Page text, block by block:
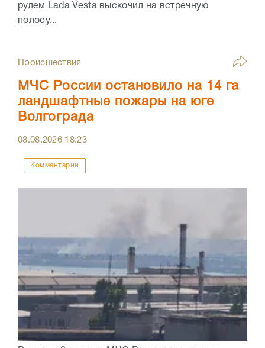
рулем Lada Vesta выскочил на встречную
полосу...
Происшествия
МЧС России остановило на 14 га
ландшафтные пожары на юге
Волгограда
08.08.2026 18:23
Комментарии